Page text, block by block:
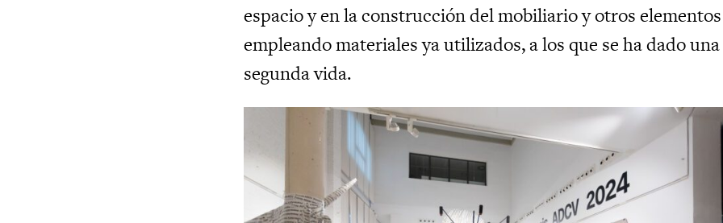
espacio y en la construcción del mobiliario y otros elementos
empleando materiales ya utilizados, a los que se ha dado una
segunda vida.